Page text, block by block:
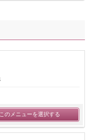
このメニューを選択する